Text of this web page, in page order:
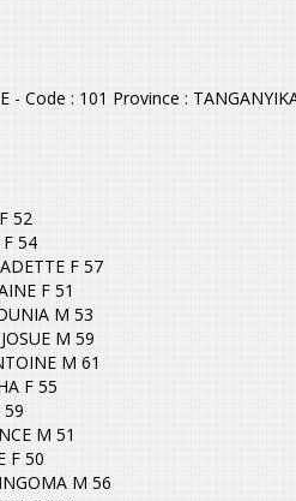
- Code : 101 Province :
52
F 54
F 57
F 51
M 53
M 59
M 61
F 55
59
M 51
F 50
M 56